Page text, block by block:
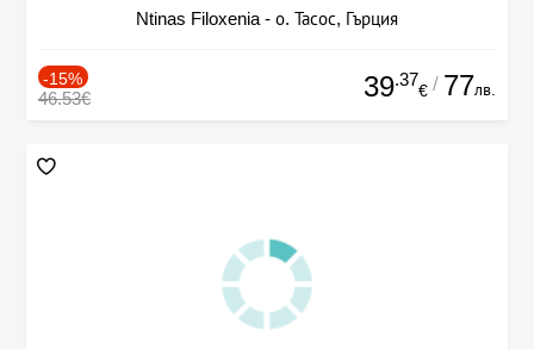
Ntinas Filoxenia - о. Тасос, Гърция
-15%
46.53€ 39.37
€ / 77лв.